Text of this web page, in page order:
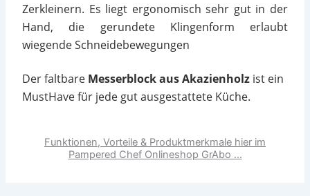
Zerkleinern. Es liegt ergonomisch sehr gut in der
Hand, die gerundete Klingenform erlaubt
wiegende Schneidebewegungen
Der faltbare Messerblock aus Akazienholz ist ein
MustHave für jede gut ausgestattete Küche.
Funktionen, Vorteile & Produktmerkmale hier im
Pampered Chef Onlineshop GrAbo ...